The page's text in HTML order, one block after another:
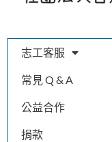
志工客服
常見 Q & A
公益合作
捐款